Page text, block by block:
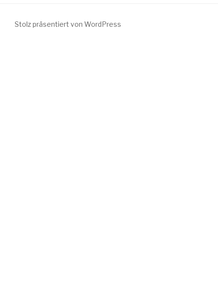
Stolz präsentiert von WordPress